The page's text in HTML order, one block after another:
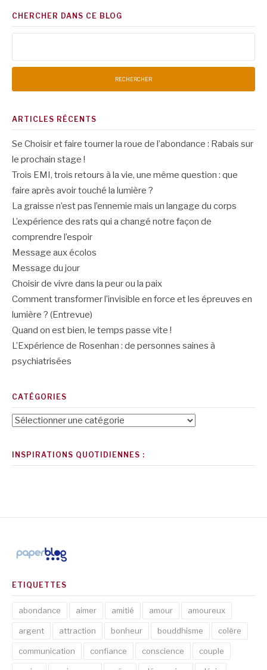
CHERCHER DANS CE BLOG
ARTICLES RÉCENTS
Se Choisir et faire tourner la roue de l’abondance : Rabais sur
le prochain stage !
Trois EMI, trois retours à la vie, une même question : que
faire après avoir touché la lumière ?
La graisse n’est pas l’ennemie mais un langage du corps
L’expérience des rats qui a changé notre façon de
comprendre l’espoir
Message aux écolos
Message du jour
Choisir de vivre dans la peur ou la paix
Comment transformer l’invisible en force et les épreuves en
lumière ? (Entrevue)
Quand on est bien, le temps passe vite !
L’Expérience de Rosenhan : de personnes saines à
psychiatrisées
CATÉGORIES
Catégories
INSPIRATIONS QUOTIDIENNES :
ETIQUETTES
abondance aimer amitié amour amoureux
argent attraction bonheur bouddhisme colère
communication confiance conscience couple